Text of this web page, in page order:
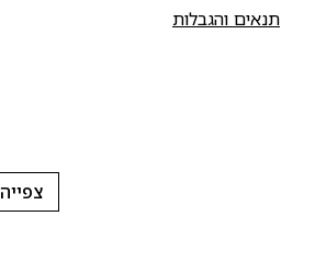
והגבלות
צפייה